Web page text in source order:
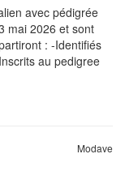
avec pédigrée
mai 2026 et sont
: -Identifiés
au pedigree
Modave